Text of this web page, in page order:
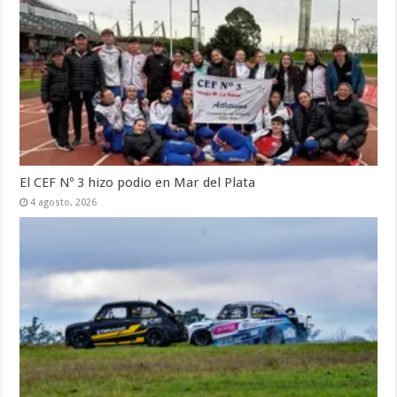
El CEF Nº 3 hizo podio en Mar del Plata
4 agosto, 2026